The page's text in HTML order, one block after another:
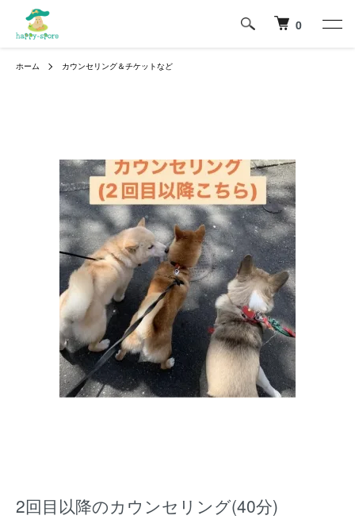
0
ホーム カウンセリング＆チケットなど
2回目以降のカウンセリング(40分)